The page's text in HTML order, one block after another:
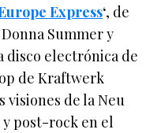
Express‘, de
Summer y
disco electrónica de
de Kraftwerk
de la Neu
post-rock en el